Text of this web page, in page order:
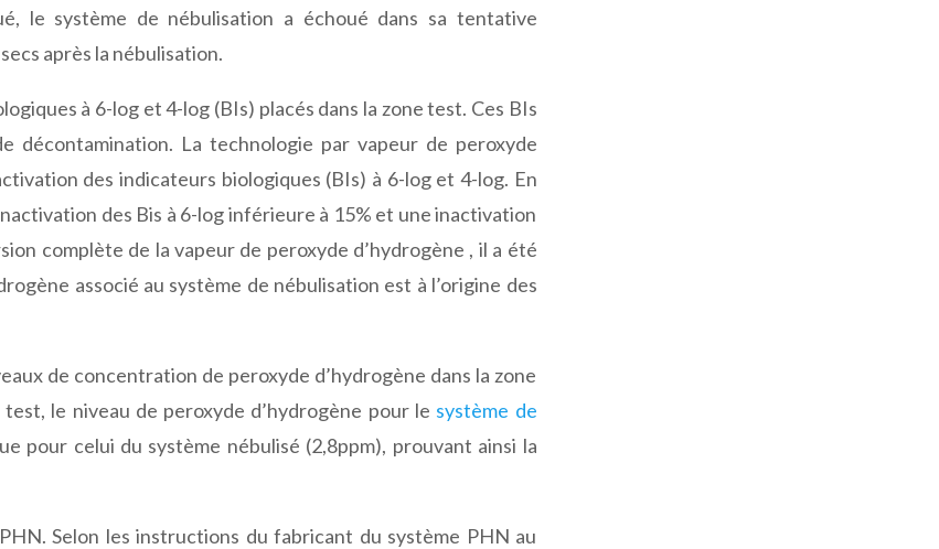
le système de nébulisation a échoué dans sa tentative
après la nébulisation.
à 6-log et 4-log (BIs) placés dans la zone test. Ces BIs
décontamination. La technologie par vapeur de peroxyde
des indicateurs biologiques (BIs) à 6-log et 4-log. En
des Bis à 6-log inférieure à 15% et une inactivation
complète de la vapeur de peroxyde d’hydrogène , il a été
associé au système de nébulisation est à l’origine des
de concentration de peroxyde d’hydrogène dans la zone
le niveau de peroxyde d’hydrogène pour le système de
pour celui du système nébulisé (2,8ppm), prouvant ainsi la
Selon les instructions du fabricant du système PHN au